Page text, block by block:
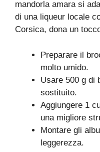
mandorla amara si
di una liqueur locale
Corsica, dona un
Preparare il
molto umido.
Usare 500 g di
sostituito.
Aggiungere 1
una migliore
Montare gli
leggerezza.